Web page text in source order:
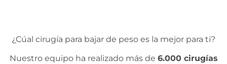
¿Cúal cirugía para bajar de peso es la mejor para ti?
Nuestro equipo ha realizado más de 6.000 cirugías